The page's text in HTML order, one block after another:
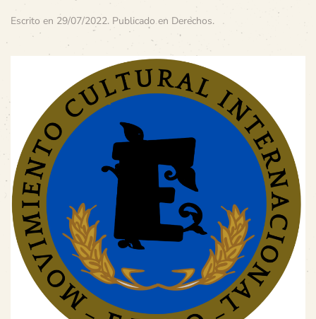
Escrito en 29/07/2022. Publicado en Derechos.